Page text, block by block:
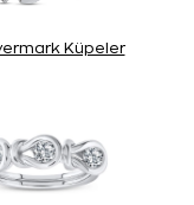
Küpeler